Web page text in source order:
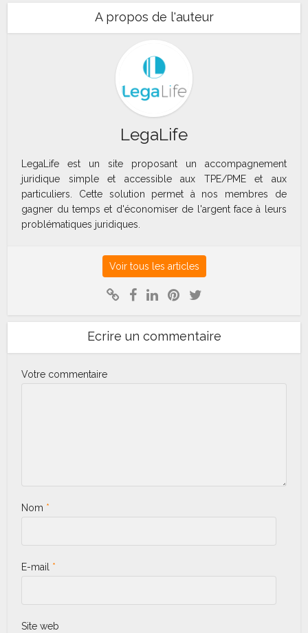
A propos de l'auteur
LegaLife
LegaLife est un site proposant un accompagnement
juridique simple et accessible aux TPE/PME et aux
particuliers. Cette solution permet à nos membres de
gagner du temps et d'économiser de l'argent face à leurs
problématiques juridiques.
Voir tous les articles
Ecrire un commentaire
Votre commentaire
Nom *
E-mail *
Site web